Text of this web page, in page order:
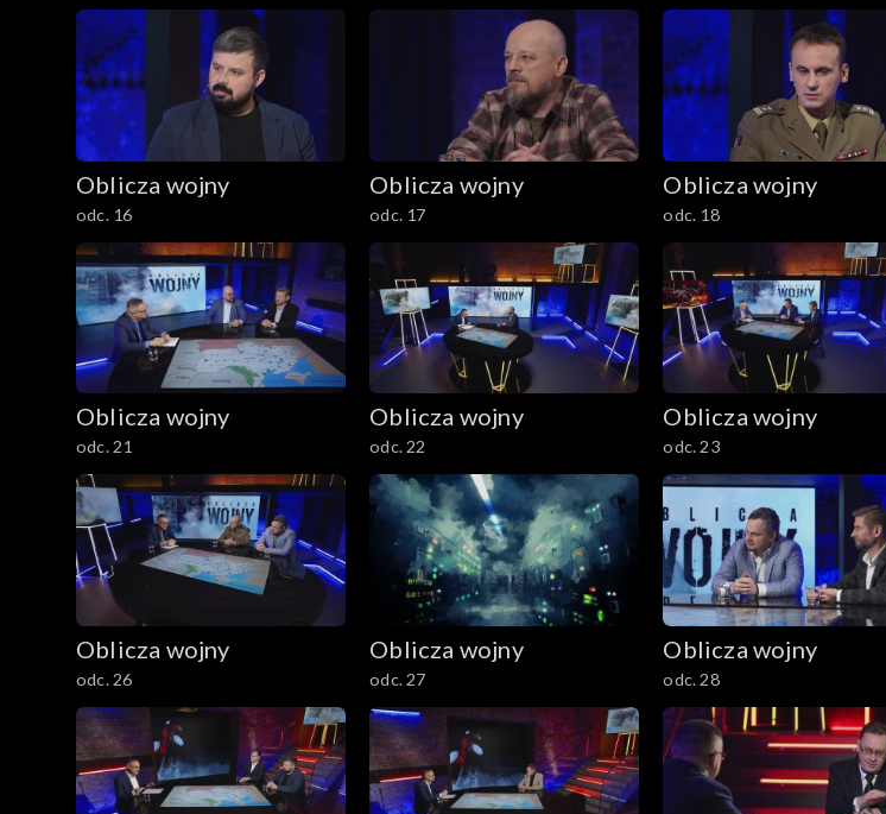
Oblicza wojny
odc. 16
Oblicza wojny
odc. 17
Oblicza wojny
odc. 18
Oblicza wojny
odc. 21
Oblicza wojny
odc. 22
Oblicza wojny
odc. 23
Oblicza wojny
odc. 26
Oblicza wojny
odc. 27
Oblicza wojny
odc. 28